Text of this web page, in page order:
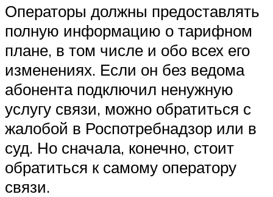
Операторы должны предоставлять
полную информацию о тарифном
плане, в том числе и обо всех его
изменениях. Если он без ведома
абонента подключил ненужную
услугу связи, можно обратиться с
жалобой в Роспотребнадзор или в
суд. Но сначала, конечно, стоит
обратиться к самому оператору
связи.